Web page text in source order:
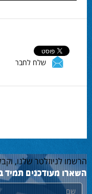
שלח לחבר
הרשמו לניוזלטר שלנו,
השארו מעודכנים תמיד
שם